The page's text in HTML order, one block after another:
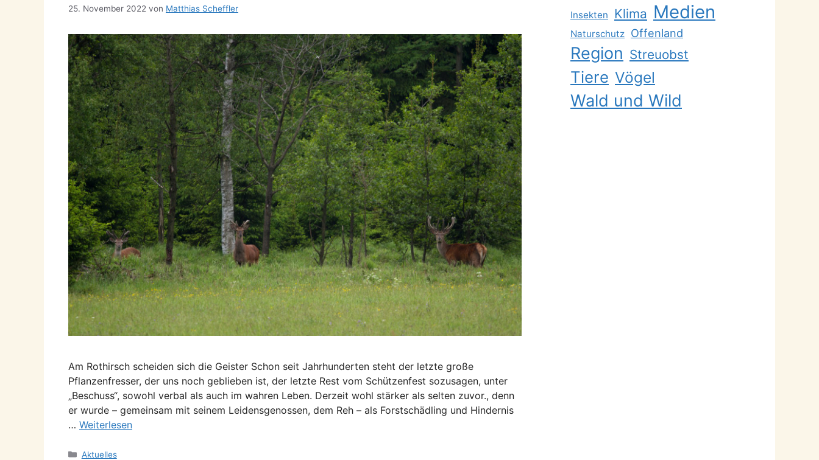
25. November 2022 von Matthias Scheffler
Am Rothirsch scheiden sich die Geister Schon seit Jahrhunderten steht der letzte große
Pflanzenfresser, der uns noch geblieben ist, der letzte Rest vom Schützenfest sozusagen, unter
„Beschuss“, sowohl verbal als auch im wahren Leben. Derzeit wohl stärker als selten zuvor., denn
er wurde – gemeinsam mit seinem Leidensgenossen, dem Reh – als Forstschädling und Hindernis
… Weiterlesen
Kategorien
Aktuelles
Insekten Klima Medien
Naturschutz Offenland
Region Streuobst
Tiere Vögel
Wald und Wild